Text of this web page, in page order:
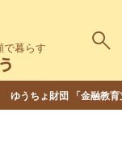
で暮らす
ゆうちょ財団 「金融教